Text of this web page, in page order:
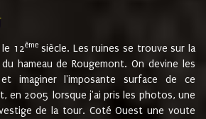
12èmesiècle. Les ruines se trouve sur la
hameau de Rougemont. On devine les
imaginer l'imposante surface de ce
en 2005 lorsque j'ai pris les photos, une
de la tour. Coté Ouest une voute